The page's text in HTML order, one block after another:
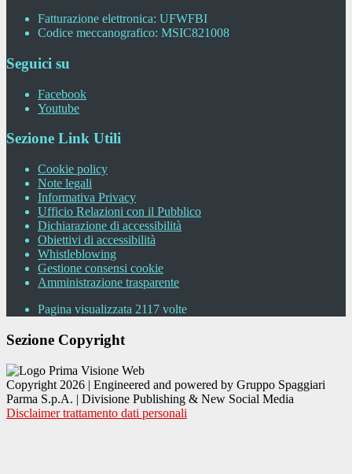
Fatturazione elettronica: UFWFBI
Codice meccanografico: MSIC821008
Seguici su
Facebook
Youtube
Sezione Link Utili
Cookie policy
Note legali
Informativa Privacy
Ufficio Relazioni con il Pubblico
Dichiarazione di accessibilità
Obiettivi di accessibilità
Whistleblowing
Gestione consensi cookie
Amministrazione trasparente
Pagina visualizzata 2117 volte
Sezione Copyright
Copyright 2026 | Engineered and powered by Gruppo Spaggiari
Parma S.p.A. | Divisione Publishing & New Social Media
Disclaimer trattamento dati personali